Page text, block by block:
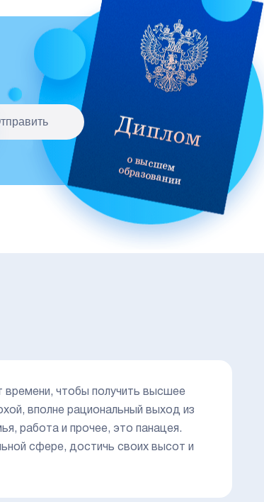
времени, чтобы получить высшее
вполне рациональный выход из
работа и прочее, это панацея.
сфере, достичь своих высот и